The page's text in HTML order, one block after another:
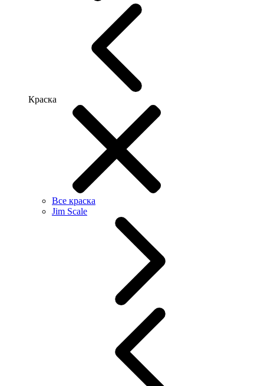
Краска
Все краска
Jim Scale